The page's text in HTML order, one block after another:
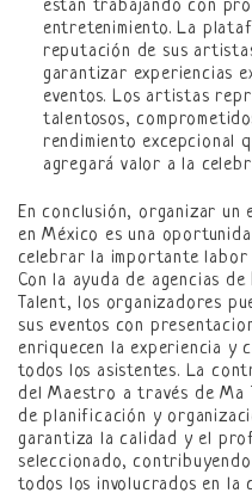
están trabajando con
entretenimiento. La
reputación de sus
garantizar experiencias
eventos. Los artistas
talentosos,
rendimiento excepcional
agregará valor a la
En conclusión, organizar un
en México es una
celebrar la importante labor
Con la ayuda de agencias
Talent, los organizadores
sus eventos con
enriquecen la experiencia y
todos los asistentes. La
del Maestro a través de
de planificación y
garantiza la calidad y el
seleccionado,
todos los involucrados en la